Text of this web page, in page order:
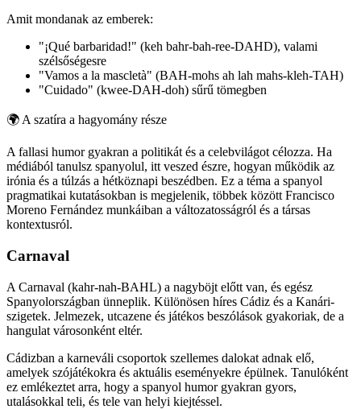
Amit mondanak az emberek:
"¡Qué barbaridad!" (keh bahr-bah-ree-DAHD), valami
szélsőségesre
"Vamos a la mascletà" (BAH-mohs ah lah mahs-kleh-TAH)
"Cuidado" (kwee-DAH-doh) sűrű tömegben
🌍 A szatíra a hagyomány része
A fallasi humor gyakran a politikát és a celebvilágot célozza. Ha
médiából tanulsz spanyolul, itt veszed észre, hogyan működik az
irónia és a túlzás a hétköznapi beszédben. Ez a téma a spanyol
pragmatikai kutatásokban is megjelenik, többek között Francisco
Moreno Fernández munkáiban a változatosságról és a társas
kontextusról.
Carnaval
A Carnaval (kahr-nah-BAHL) a nagyböjt előtt van, és egész
Spanyolországban ünneplik. Különösen híres Cádiz és a Kanári-
szigetek. Jelmezek, utcazene és játékos beszólások gyakoriak, de a
hangulat városonként eltér.
Cádizban a karneváli csoportok szellemes dalokat adnak elő,
amelyek szójátékokra és aktuális eseményekre épülnek. Tanulóként
ez emlékeztet arra, hogy a spanyol humor gyakran gyors,
utalásokkal teli, és tele van helyi kiejtéssel.